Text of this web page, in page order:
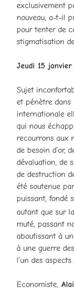
exclusivement
nouveau, a-t-il
pour tenter de
stigmatisation
Jeudi 15
Sujet
et pénètre
internationale
qui nous
recourrons aux
de besoin d’or,
dévaluation, de
de destruction
été soutenue
puissant, fondé
autant que sur
muté, passant
aboutissant à
à une guerre
l’un des aspects.
Economiste,